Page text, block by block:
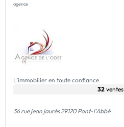
agence
L’immobilier en toute confiance
32 ventes
36 rue jean jaurès 29120 Pont-l'Abbé